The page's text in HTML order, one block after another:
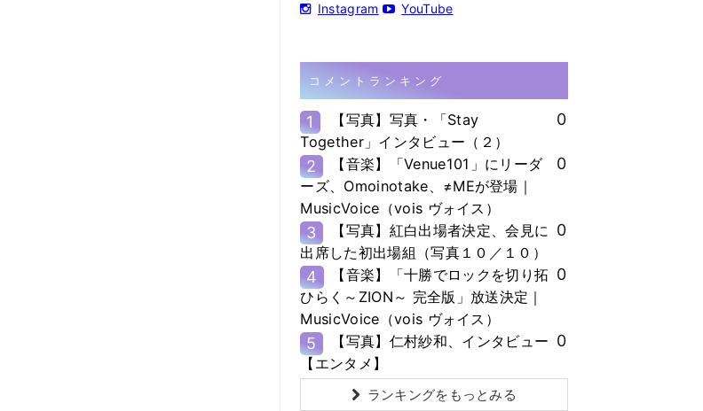
Instagram YouTube
コメントランキング
1
【写真】写真・「Stay
Together」インタビュー（２）
0
2
【音楽】「Venue101」にリーダ
ーズ、Omoinotake、≠MEが登場｜
MusicVoice（vois ヴォイス）
0
3
【写真】紅白出場者決定、会見に
出席した初出場組（写真１０／１０）
0
4
【音楽】「十勝でロックを切り拓
ひらく～ZION～ 完全版」放送決定｜
MusicVoice（vois ヴォイス）
0
5
【写真】仁村紗和、インタビュー
【エンタメ】
0
ランキングをもっとみる